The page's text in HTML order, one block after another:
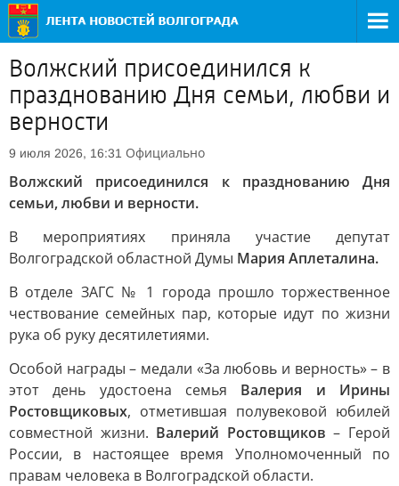
Волжский присоединился к
празднованию Дня семьи, любви и
верности
9 июля 2026, 16:31 Официально
Волжский присоединился к празднованию Дня
семьи, любви и верности.
В мероприятиях приняла участие депутат
Волгоградской областной Думы Мария Аплеталина.
В отделе ЗАГС № 1 города прошло торжественное
чествование семейных пар, которые идут по жизни
рука об руку десятилетиями.
Особой награды – медали «За любовь и верность» – в
этот день удостоена семья Валерия и Ирины
Ростовщиковых, отметившая полувековой юбилей
совместной жизни. Валерий Ростовщиков – Герой
России, в настоящее время Уполномоченный по
правам человека в Волгоградской области.